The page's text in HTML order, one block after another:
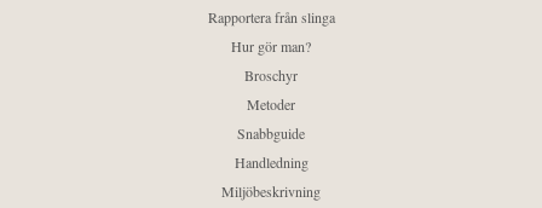
Rapportera från slinga
Hur gör man?
Broschyr
Metoder
Snabbguide
Handledning
Miljöbeskrivning